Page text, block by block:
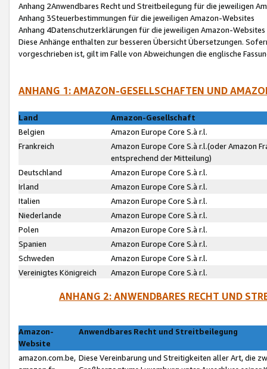
Anhang 2Anwendbares Recht und Streitbeilegung für die jeweiligen
Anhang 3Steuerbestimmungen für die jeweiligen Amazon-Websites
Anhang 4Datenschutzerklärungen für die jeweiligen Amazon-Websites
Diese Anhänge enthalten zur besseren Übersicht Übersetzungen.
vorgeschrieben ist, gilt im Falle von Abweichungen die englische
ANHANG 1: AMAZON-GESELLSCHAFTEN UND
Land
Amazon-Gesellschaft
Belgien
Amazon Europe Core S.à r.l.
Frankreich
Amazon Europe Core S.à r.l.(oder Amazon
entsprechend der Mitteilung)
Deutschland
Amazon Europe Core S.à r.l.
Irland
Amazon Europe Core S.à r.l.
Italien
Amazon Europe Core S.à r.l.
Niederlande
Amazon Europe Core S.à r.l.
Polen
Amazon Europe Core S.à r.l.
Spanien
Amazon Europe Core S.à r.l.
Schweden
Amazon Europe Core S.à r.l.
Vereinigtes Königreich
Amazon Europe Core S.à r.l.
ANHANG 2: ANWENDBARES RECHT UND
Amazon-
Website
Anwendbares Recht und Streitbeilegung
amazon.com.be, Diese Vereinbarung und Streitigkeiten aller Art, die